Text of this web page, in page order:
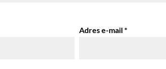
Adres e-mail*